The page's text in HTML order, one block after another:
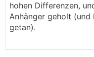
hohen Differenzen,
Anhänger geholt
getan).